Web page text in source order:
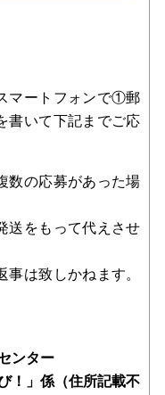
マートフォンで①郵
いて下記までご応
数の応募があった場
送をもって代えさせ
は致しかねます。
ンター
！」係（住所記載不